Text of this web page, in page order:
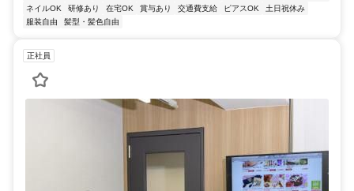
ネイルOK
研修あり 在宅OK 賞与あり 交通費支給 ピアスOK
土日祝休み
服装自由
髪型・髪色自由
正社員